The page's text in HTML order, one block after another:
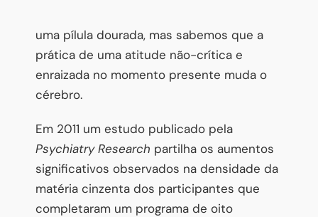
uma pílula dourada, mas sabemos que a
prática de uma atitude não-crítica e
enraizada no momento presente muda o
cérebro.
Em 2011 um estudo publicado pela
Psychiatry Research partilha os aumentos
significativos observados na densidade da
matéria cinzenta dos participantes que
completaram um programa de oito